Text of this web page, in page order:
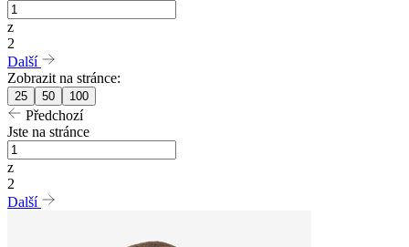
z
2
Další
Zobrazit na stránce:
25 50 100
Předchozí
Jste na stránce
z
2
Další